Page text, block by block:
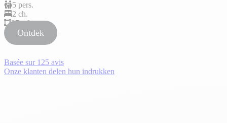
5 pers.
2 ch.
37 m².
Ontdek
Basée sur 125 avis
Onze klanten delen hun indrukken